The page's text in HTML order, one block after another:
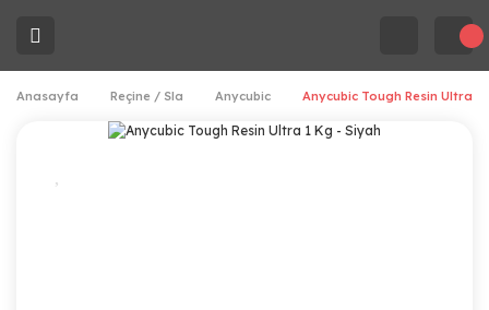
Anasayfa Reçine / Sla Anycubic Anycubic Tough Resin Ultra 1